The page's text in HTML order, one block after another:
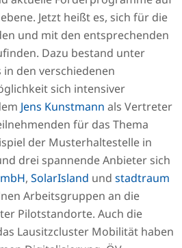
Jetzt heißt es, sich für die
und mit den entsprechenden
Dazu bestand unter
den verschiedenen
sich intensiver
Jens Kunstmann als Vertreter
für das Thema
der Musterhaltestelle in
drei spannende Anbieter sich
, SolarIsland und stadtraum
Arbeitsgruppen an die
Pilotstandorte. Auch die
Lausitzcluster Mobilität haben